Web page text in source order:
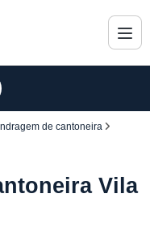
de cantoneira
Vila